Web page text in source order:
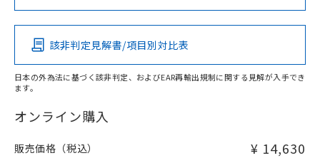
Pb Hg Cd Cr(VI)
O
在庫等で未対応品が混在する可能性があります。
問い合わせください。
この製品の規格認証/適合状況ページへ
その他の認証はこちらのページからご検索ください
該非判定見解書/項目別対比表
日本の外為法に基づく該非判定、およびEAR再輸出規制に関する見解が入手でき
ます。
オンライン購入
販売価格（税込） ¥ 14,630